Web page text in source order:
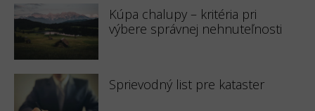
Kúpa chalupy – kritéria pri
výbere správnej nehnuteľnosti
Sprievodný list pre kataster